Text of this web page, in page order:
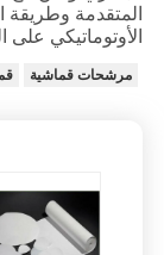
المتقدمة وطريقة
الأوتوماتيكي على
مرشحات قماشية